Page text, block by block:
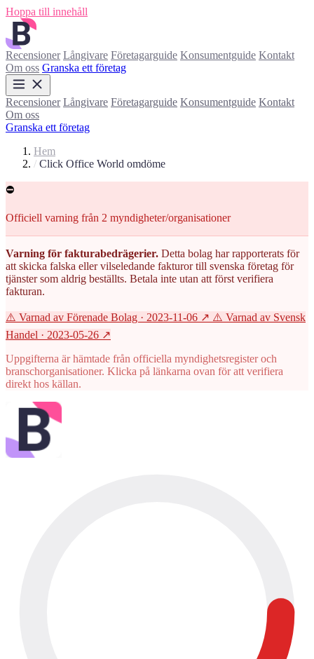
Hoppa till innehåll
Recensioner Långivare Företagarguide Konsumentguide Kontakt
Om oss Granska ett företag
Recensioner Långivare Företagarguide Konsumentguide Kontakt
Om oss
Granska ett företag
Hem
/ Click Office World omdöme
⛔
Officiell varning från 2 myndigheter/organisationer
Varning för fakturabedrägerier. Detta bolag har rapporterats för
att skicka falska eller vilseledande fakturor till svenska företag för
tjänster som aldrig beställts. Betala inte utan att först verifiera
fakturan.
⚠️ Varnad av Förenade Bolag · 2023-11-06 ↗ ⚠️ Varnad av Svensk
Handel · 2023-05-26 ↗
Uppgifterna är hämtade från officiella myndighetsregister och
branschorganisationer. Klicka på länkarna ovan för att verifiera
direkt hos källan.